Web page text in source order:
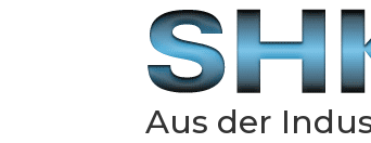
Aus der